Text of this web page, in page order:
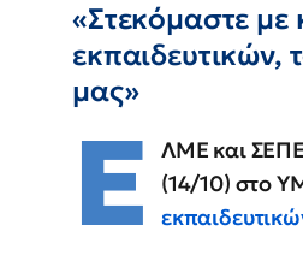
«Στεκόμαστε
εκπαιδευτικών,
μας»
Ε ΛΜΕ και
(14/10) στο